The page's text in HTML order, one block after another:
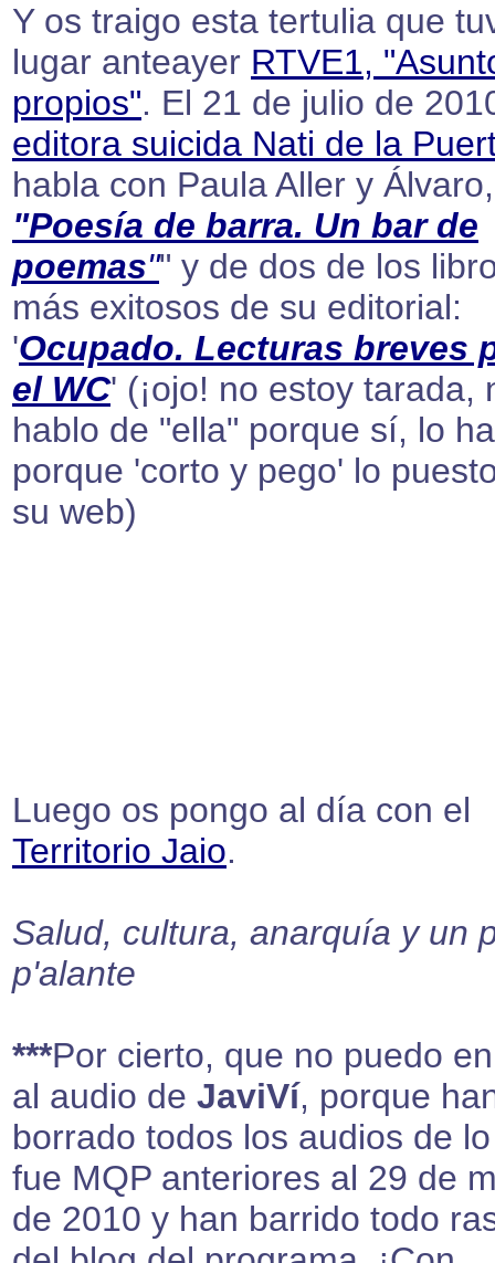
Y os traigo esta tertulia que
lugar anteayer RTVE1,
propios". El 21 de julio de
editora suicida Nati de la
habla con Paula Aller y
"Poesía de barra. Un bar de
poemas"" y de dos de los
más exitosos de su editorial:
'Ocupado. Lecturas breves
el WC' (¡ojo! no estoy tarada,
hablo de "ella" porque sí, lo
porque 'corto y pego' lo
su web)
Luego os pongo al día con el
Territorio Jaio.
Salud, cultura, anarquía y un
p'alante
***Por cierto, que no puedo
al audio de JaviVí, porque
borrado todos los audios de
fue MQP anteriores al 29 de
de 2010 y han barrido todo